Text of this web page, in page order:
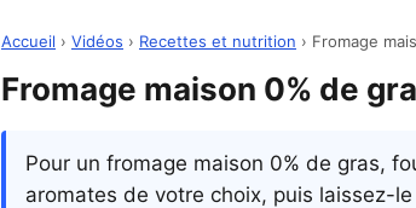
Accueil › Vidéos › Recettes et nutrition › Fromage
Fromage maison 0% de
Pour un fromage maison 0% de gras,
aromates de votre choix, puis laissez-